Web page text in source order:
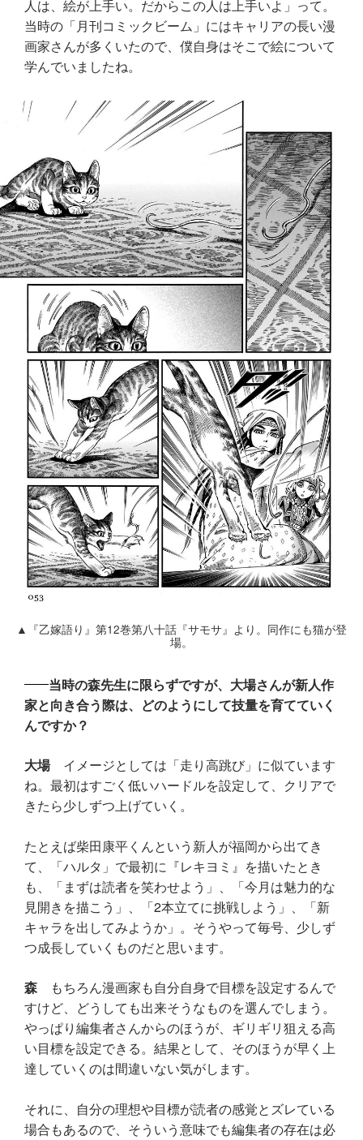
人は、絵が上手い。だからこの人は上手いよ」って。
当時の「月刊コミックビーム」にはキャリアの長い漫
画家さんが多くいたので、僕自身はそこで絵について
学んでいましたね。
▲『乙嫁語り』第12巻第八十話『サモサ』より。同作にも猫が登
場。
当時の森先生に限らずですが、大場さんが新人作
家と向き合う際は、どのようにして技量を育てていく
んですか？
大場 イメージとしては「走り高跳び」に似ています
ね。最初はすごく低いハードルを設定して、クリアで
きたら少しずつ上げていく。
たとえば柴田康平くんという新人が福岡から出てき
て、「ハルタ」で最初に『レキヨミ』を描いたとき
も、「まずは読者を笑わせよう」、「今月は魅力的な
見開きを描こう」、「2本立てに挑戦しよう」、「新
キャラを出してみようか」。そうやって毎号、少しず
つ成長していくものだと思います。
森
もちろん漫画家も自分自身で目標を設定するんで
すけど、どうしても出来そうなものを選んでしまう。
やっぱり編集者さんからのほうが、ギリギリ狙える高
い目標を設定できる。結果として、そのほうが早く上
達していくのは間違いない気がします。
それに、自分の理想や目標が読者の感覚とズレている
場合もあるので、そういう意味でも編集者の存在は必